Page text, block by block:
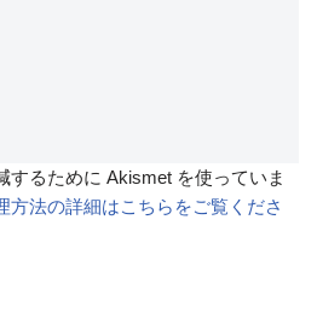
するために Akismet を使っていま
方法の詳細はこちらをご覧くださ